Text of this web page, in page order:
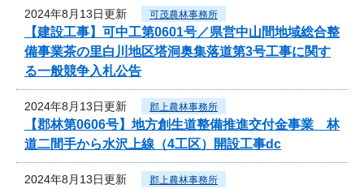
2024年8月13日更新 可茂農林事務所
【建設工事】可中工第0601号／県営中山間地域総合整
備事業茶の里白川地区塔洞奥集落道第3号工事に関す
る一般競争入札公告
2024年8月13日更新 郡上農林事務所
【郡林第0606号】地方創生道整備推進交付金事業 林
道二間手から水沢上線（4工区）開設工事dc
2024年8月13日更新 郡上農林事務所